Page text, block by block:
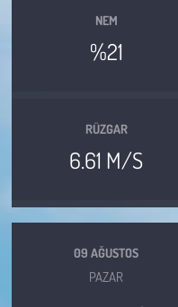
NEM
%21
RÜZGAR
6.61 M/S
09 AĞUSTOS
PAZAR
Son Dakika
Kent
Eğlence